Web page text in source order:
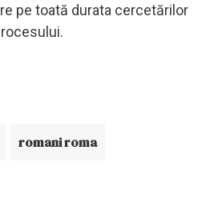
pe toată durata cercetărilor
romani roma